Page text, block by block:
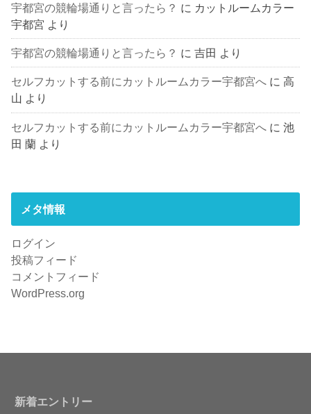
宇都宮の競輪場通りと言ったら？ に カットルームカラー
宇都宮 より
宇都宮の競輪場通りと言ったら？ に吉田 より
セルフカットする前にカットルームカラー宇都宮へ に高
山 より
セルフカットする前にカットルームカラー宇都宮へ に池
田 蘭 より
メタ情報
ログイン
投稿フィード
コメントフィード
WordPress.org
新着エントリー